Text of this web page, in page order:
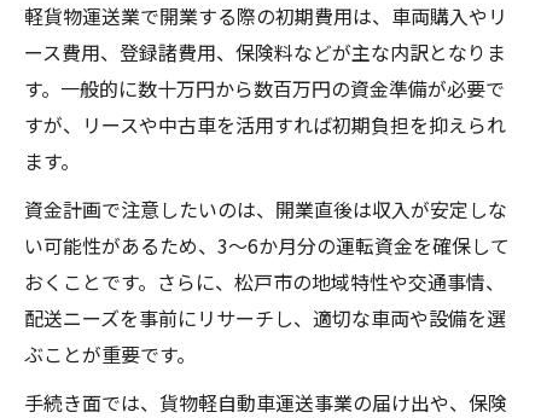
軽貨物運送業に必要な手続きと注意点
軽貨物開業資金を無理なく抑えるコツ
軽貨物で安定収入を実現する開業戦略
軽貨物運送業で開業する際の初期費用は、車両購入やリ
ース費用、登録諸費用、保険料などが主な内訳となりま
す。一般的に数十万円から数百万円の資金準備が必要で
すが、リースや中古車を活用すれば初期負担を抑えられ
ます。
資金計画で注意したいのは、開業直後は収入が安定しな
い可能性があるため、3～6か月分の運転資金を確保して
おくことです。さらに、松戸市の地域特性や交通事情、
配送ニーズを事前にリサーチし、適切な車両や設備を選
ぶことが重要です。
手続き面では、貨物軽自動車運送事業の届け出や、保険